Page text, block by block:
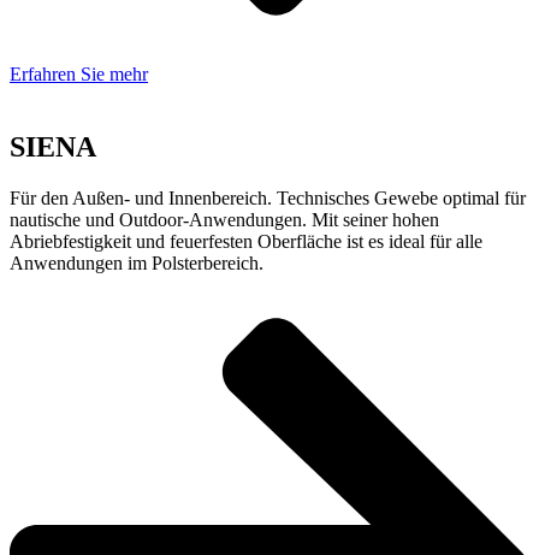
Erfahren Sie mehr
SIENA
Für den Außen- und Innenbereich. Technisches Gewebe optimal für
nautische und Outdoor-Anwendungen. Mit seiner hohen
Abriebfestigkeit und feuerfesten Oberfläche ist es ideal für alle
Anwendungen im Polsterbereich.